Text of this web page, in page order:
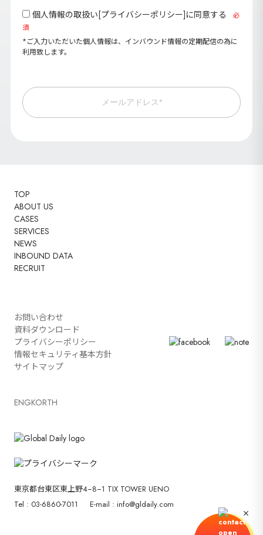
個人情報の取扱い[プライバシーポリシー]に同意する
必
須
*ご入力いただいた個人情報は、インバウンド情報の定期配信の為に
利用致します。
メールアドレス*
TOP
ABOUT US
CASES
SERVICES
NEWS
INBOUND DATA
RECRUIT
お問い合わせ
資料ダウンロード
プライバシーポリシー
情報セキュリティ基本方針
サイトマップ
ENGKORTH
東京都台東区東上野4−8−1 TIX TOWER UENO
Tel : 03-6860-7011
E-mail : info@gldaily.com